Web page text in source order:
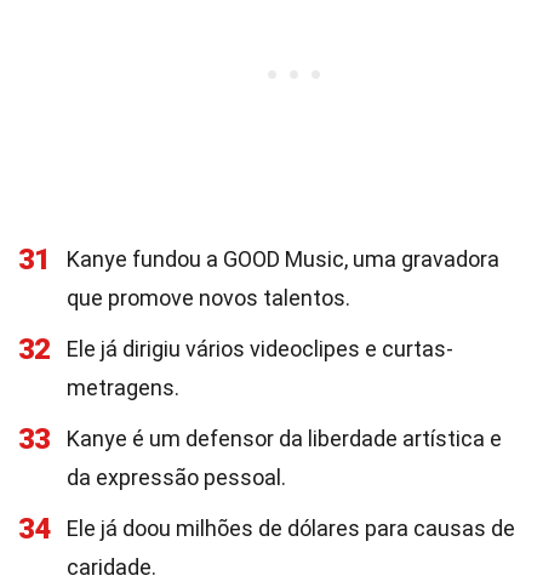
31
Kanye fundou a GOOD Music, uma gravadora
que promove novos talentos.
32
Ele já dirigiu vários videoclipes e curtas-
metragens.
33
Kanye é um defensor da liberdade artística e
da expressão pessoal.
34
Ele já doou milhões de dólares para causas de
caridade.